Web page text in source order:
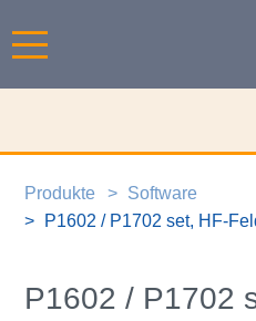
Produkte
Software
P1602 / P1702 set, HF-
P1602 / P1702